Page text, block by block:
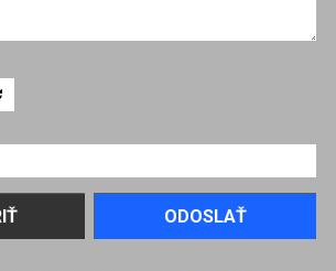
ODOSLAŤ